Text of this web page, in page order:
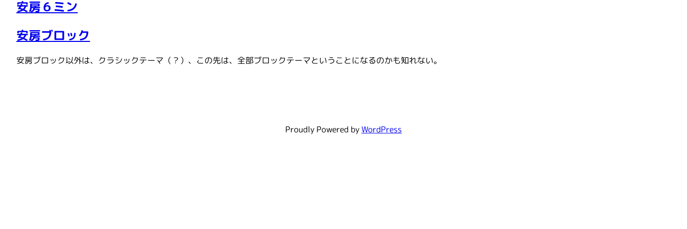
安房６ミン
安房ブロック
安房ブロック以外は、クラシックテーマ（？）、この先は、全部ブロックテーマということになるのかも知れない。
Proudly Powered byWordPress